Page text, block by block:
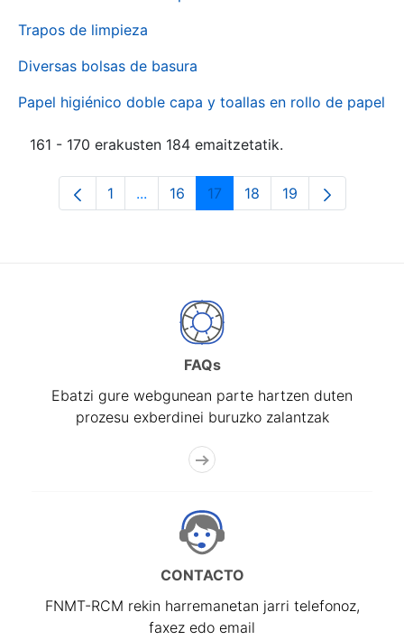
Trapos de limpieza
Diversas bolsas de basura
Papel higiénico doble capa y toallas en rollo de papel
161 - 170 erakusten 184 emaitzetatik.
Orrialdea
1 ...Intermediate Pages Use TAB to
Orrialdea
16 Orrialdea
17 Orrialdea
18 Orrialdea
19
FAQs
Ebatzi gure webgunean parte hartzen duten
prozesu exberdinei buruzko zalantzak
CONTACTO
FNMT-RCM rekin harremanetan jarri telefonoz,
faxez edo email